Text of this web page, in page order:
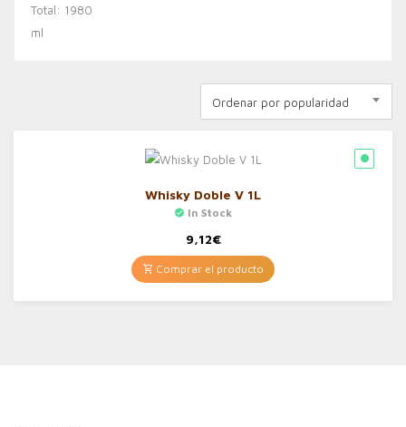
Ordenar por popularidad
Whisky Doble V 1L
In Stock
9,12€
Comprar el producto